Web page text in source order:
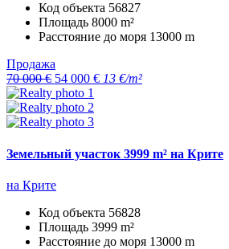
Код объекта 56827
Площадь 8000 m²
Расстояние до моря 13000 m
Продажа
70 000 € 54 000 € 13 €/m²
Земельный участок 3999 m² на Крите
на Крите
Код объекта 56828
Площадь 3999 m²
Расстояние до моря 13000 m